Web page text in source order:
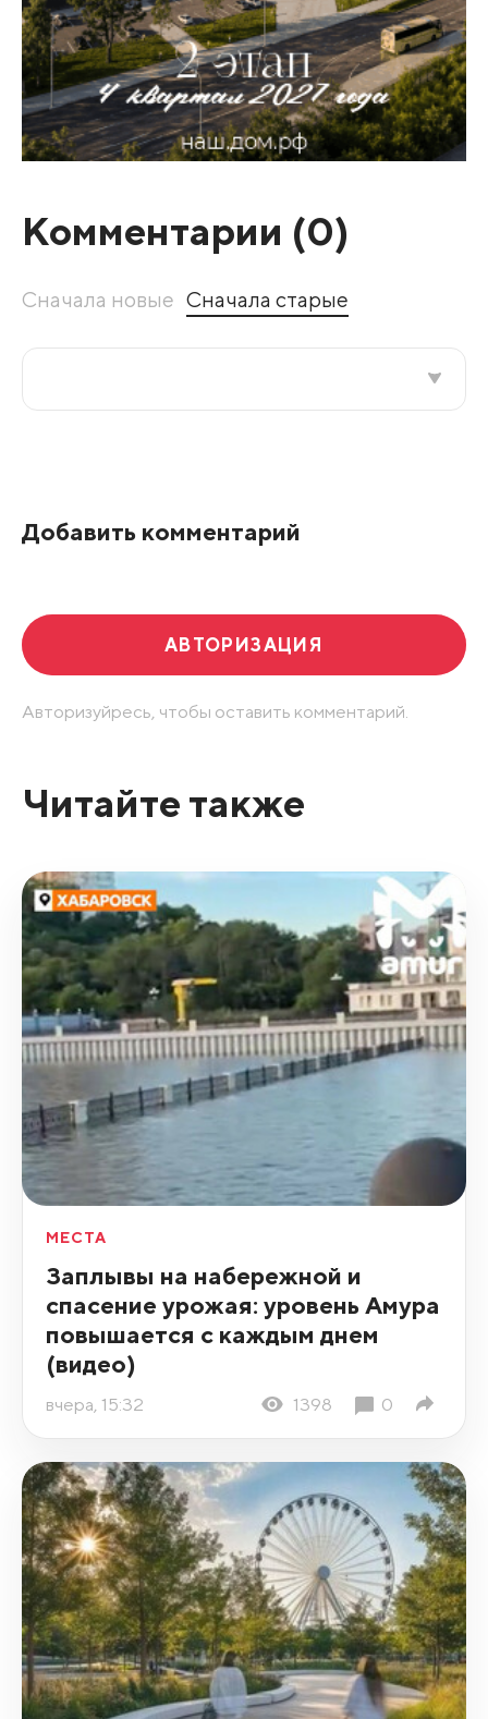
Комментарии (0)
Сначала новые Сначала старые
Добавить комментарий
АВТОРИЗАЦИЯ
Авторизуйресь, чтобы оставить комментарий.
Читайте также
МЕСТА
Заплывы на набережной и
спасение урожая: уровень Амура
повышается с каждым днем
(видео)
вчера, 15:32 1398 0